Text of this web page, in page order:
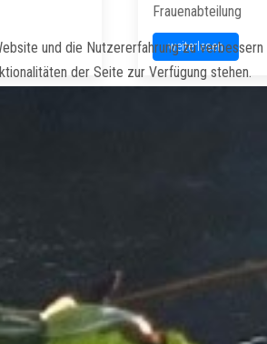
Frauenabteilung
weiterlesen
und die Nutzererfahrung zu
der Seite zur Verfügung stehen.